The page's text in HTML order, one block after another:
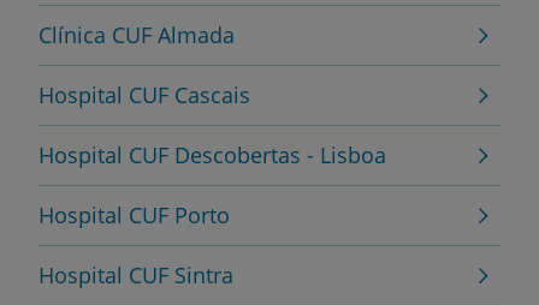
Clínica CUF Almada
Hospital CUF Cascais
Hospital CUF Descobertas - Lisboa
Hospital CUF Porto
Hospital CUF Sintra